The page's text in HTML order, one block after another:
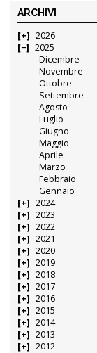
ARCHIVI
2026
2025
Dicembre
Novembre
Ottobre
Settembre
Agosto
Luglio
Giugno
Maggio
Aprile
Marzo
Febbraio
Gennaio
2024
2023
2022
2021
2020
2019
2018
2017
2016
2015
2014
2013
2012